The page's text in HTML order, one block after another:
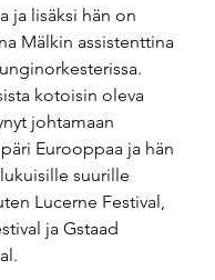
ja lisäksi hän on
Mälkin assistenttina
kotoisin oleva
johtamaan
Eurooppaa ja hän
suurille
Lucerne Festival,
ja Gstaad